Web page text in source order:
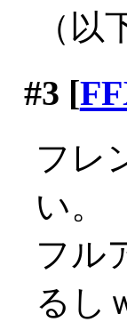
（以
#3 [
フレ
い。
フル
るし